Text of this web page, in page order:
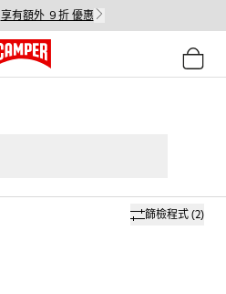
享有額外 ９折 優惠
篩檢程式(2)